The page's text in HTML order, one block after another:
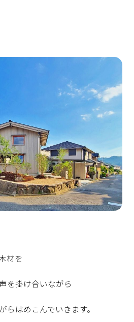
材を
を掛け合いながら
らはめこんでいきます。